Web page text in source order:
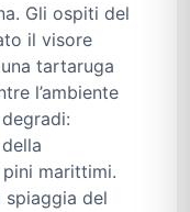
Gli ospiti del
il visore
tartaruga
l’ambiente
marittimi.
spiaggia del